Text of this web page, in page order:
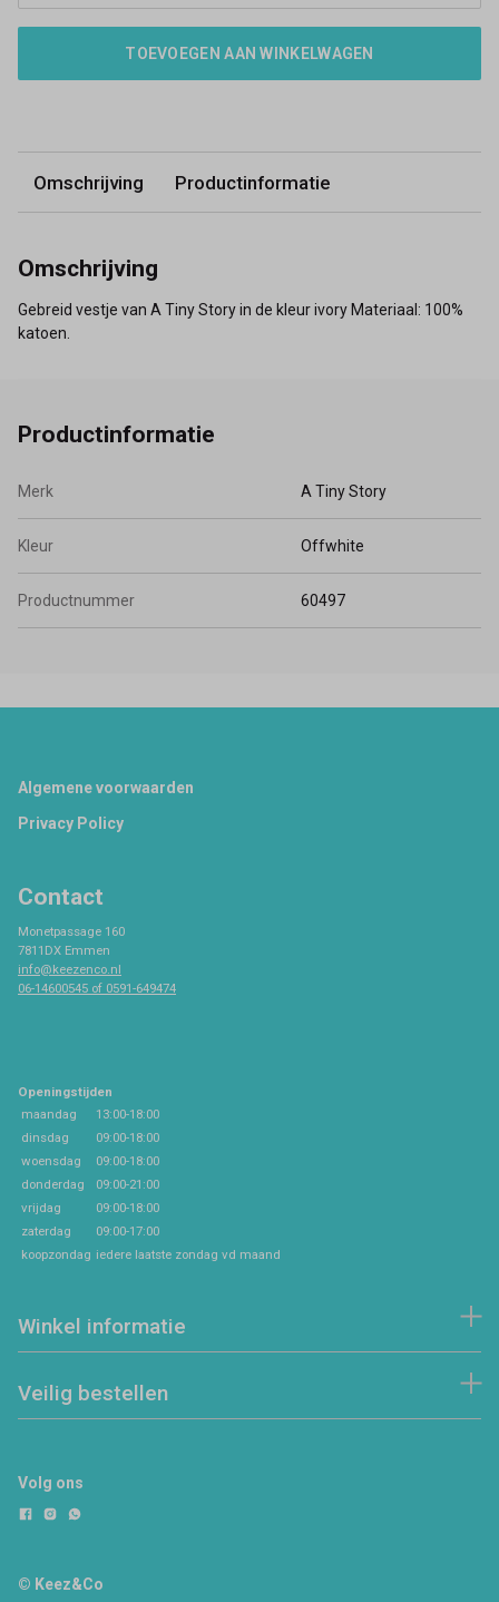
TOEVOEGEN AAN WINKELWAGEN
Omschrijving Productinformatie
Omschrijving
Gebreid vestje van A Tiny Story in de kleur ivory Materiaal: 100%
katoen.
Productinformatie
Merk A Tiny Story
Kleur Offwhite
Productnummer 60497
Footer
Algemene voorwaarden
Privacy Policy
Contact
Monetpassage 160
7811DX Emmen
info@keezenco.nl
06-14600545 of 0591-649474
Openingstijden
maandag
13:00-18:00
dinsdag
09:00-18:00
woensdag
09:00-18:00
donderdag
09:00-21:00
vrijdag
09:00-18:00
zaterdag
09:00-17:00
koopzondag iedere laatste zondag vd maand
Winkel informatie
Veilig bestellen
Volg ons
© Keez&Co